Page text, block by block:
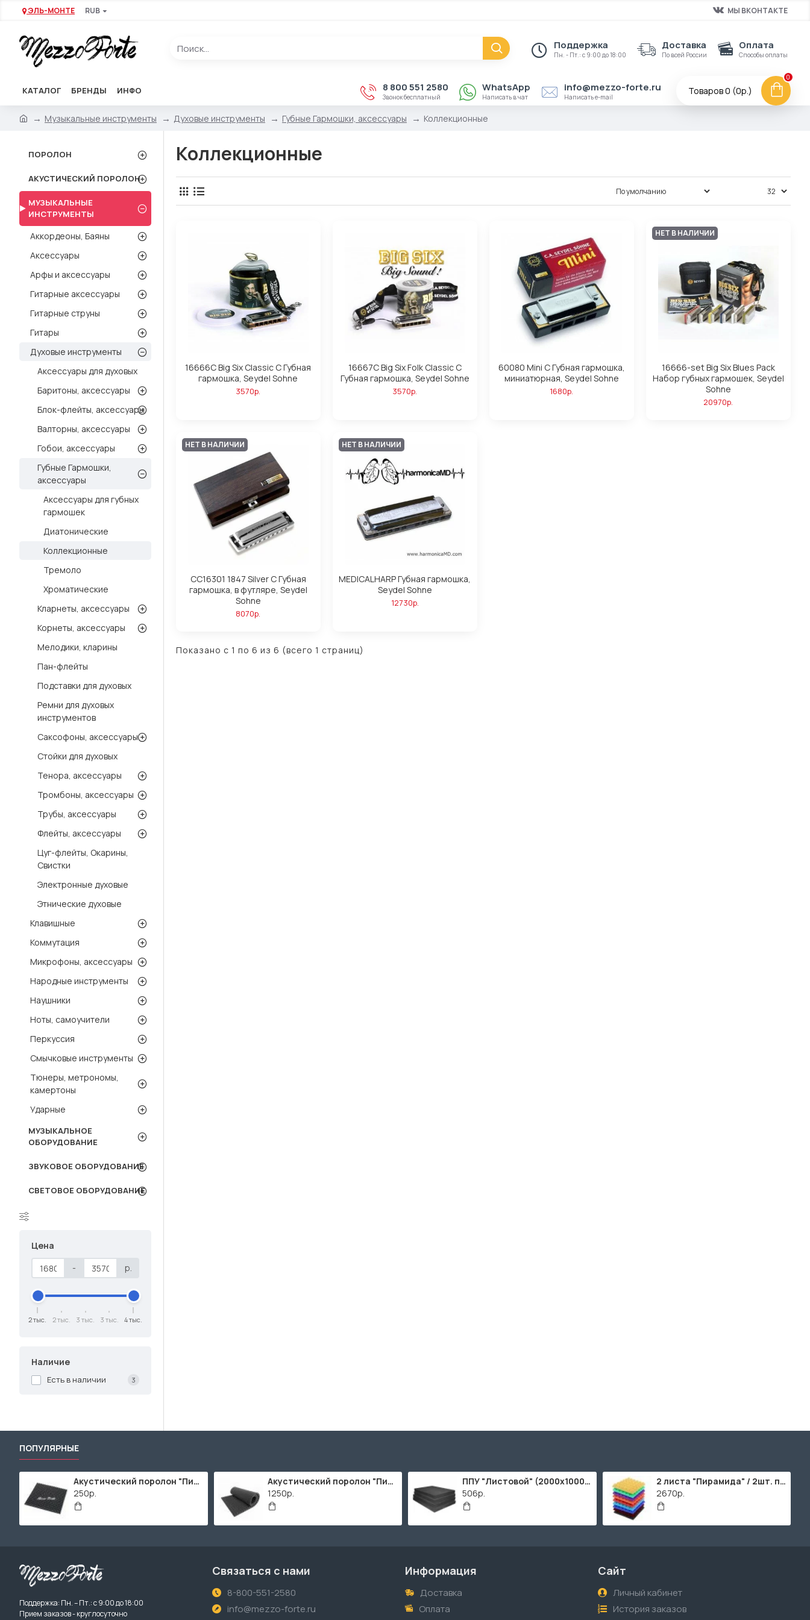
ЭЛЬ-МОНТЕ RUB МЫ ВКОНТАКТЕ
Поддержка
Пн. - Пт.: с 9:00 до 18:00
Доставка
По всей России
Оплата
Способы оплаты
КАТАЛОГ БРЕНДЫ ИНФО 8 800 551 2580
Звонок бесплатный
WhatsApp
Написать в чат
info@mezzo-forte.ru
Написать e-mail
Товаров 0 (0р.)
0
Музыкальные инструменты Духовые инструменты Губные Гармошки, аксессуары Коллекционные
ПОРОЛОН
АКУСТИЧЕСКИЙ ПОРОЛОН
МУЗЫКАЛЬНЫЕ
ИНСТРУМЕНТЫ
Аккордеоны, Баяны
Аксессуары
Арфы и аксессуары
Гитарные аксессуары
Гитарные струны
Гитары
Духовые инструменты
Аксессуары для духовых
Баритоны, аксессуары
Блок-флейты, аксессуары
Валторны, аксессуары
Гобои, аксессуары
Губные Гармошки,
аксессуары
Аксессуары для губных
гармошек
Диатонические
Коллекционные
Тремоло
Хроматические
Кларнеты, аксессуары
Корнеты, аксессуары
Мелодики, кларины
Пан-флейты
Подставки для духовых
Ремни для духовых
инструментов
Саксофоны, аксессуары
Стойки для духовых
Тенора, аксессуары
Тромбоны, аксессуары
Трубы, аксессуары
Флейты, аксессуары
Цуг-флейты, Окарины,
Свистки
Электронные духовые
Этнические духовые
Клавишные
Коммутация
Микрофоны, аксессуары
Народные инструменты
Наушники
Ноты, самоучители
Перкуссия
Смычковые инструменты
Тюнеры, метрономы,
камертоны
Ударные
МУЗЫКАЛЬНОЕ
ОБОРУДОВАНИЕ
ЗВУКОВОЕ ОБОРУДОВАНИЕ
СВЕТОВОЕ ОБОРУДОВАНИЕ
Цена
-
р.
2 тыс. 2 тыс. 3 тыс. 3 тыс. 4 тыс.
Наличие
Есть в наличии 3
Коллекционные
16666C Big Six Classic C Губная
гармошка, Seydel Sohne
3570р.
16667C Big Six Folk Classic C
Губная гармошка, Seydel Sohne
3570р.
60080 Mini C Губная гармошка,
миниатюрная, Seydel Sohne
1680р.
НЕТ В НАЛИЧИИ
16666-set Big Six Blues Pack
Набор губных гармошек, Seydel
Sohne
20970р.
НЕТ В НАЛИЧИИ
CC16301 1847 Silver C Губная
гармошка, в футляре, Seydel
Sohne
8070р.
НЕТ В НАЛИЧИИ
MEDICALHARP Губная гармошка,
Seydel Sohne
12730р.
Показано с 1 по 6 из 6 (всего 1 страниц)
ПОПУЛЯРНЫЕ
Акустический поролон "Пирамида" / 480x480х30мм / Темно-серый
250р.
Акустический поролон "Пирамида" / 2000х1000мм
1250р.
ППУ "Листовой" (2000х1000мм)
506р.
2 листа "Пирамида" / 2шт. по 2000х1000мм
2670р.
Поддержка: Пн. – Пт.: с 9:00 до 18:00
Прием заказов - круглосуточно
Связаться с нами
8-800-551-2580
info@mezzo-forte.ru
Информация
Доставка
Оплата
Сайт
Личный кабинет
История заказов